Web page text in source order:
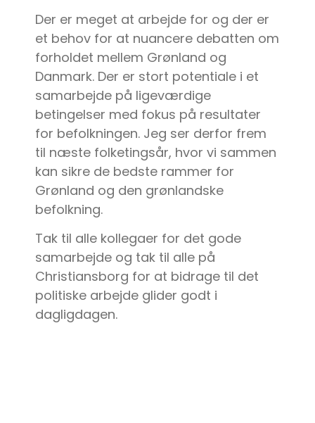
Der er meget at arbejde for og der er
et behov for at nuancere debatten om
forholdet mellem Grønland og
Danmark. Der er stort potentiale i et
samarbejde på ligeværdige
betingelser med fokus på resultater
for befolkningen. Jeg ser derfor frem
til næste folketingsår, hvor vi sammen
kan sikre de bedste rammer for
Grønland og den grønlandske
befolkning.
Tak til alle kollegaer for det gode
samarbejde og tak til alle på
Christiansborg for at bidrage til det
politiske arbejde glider godt i
dagligdagen.